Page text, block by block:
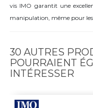
vis IMO garantit une
manipulation, même pour
30 AUTRES
POURRAIENT
INTÉRESSER